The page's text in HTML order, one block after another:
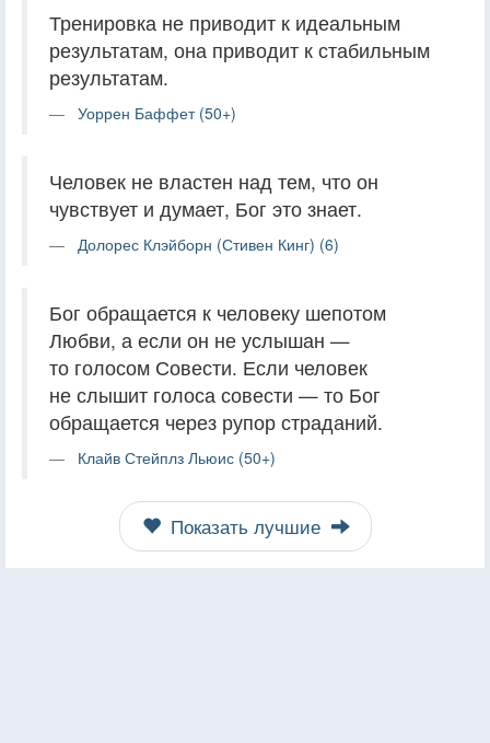
Тренировка не приводит к идеальным
результатам, она приводит к стабильным
результатам.
Уоррен Баффет (50+)
Человек не властен над тем, что он
чувствует и думает, Бог это знает.
Долорес Клэйборн (Стивен Кинг) (6)
Бог обращается к человеку шепотом
Любви, а если он не услышан —
то голосом Совести. Если человек
не слышит голоса совести — то Бог
обращается через рупор страданий.
Клайв Стейплз Льюис (50+)
Показать лучшие